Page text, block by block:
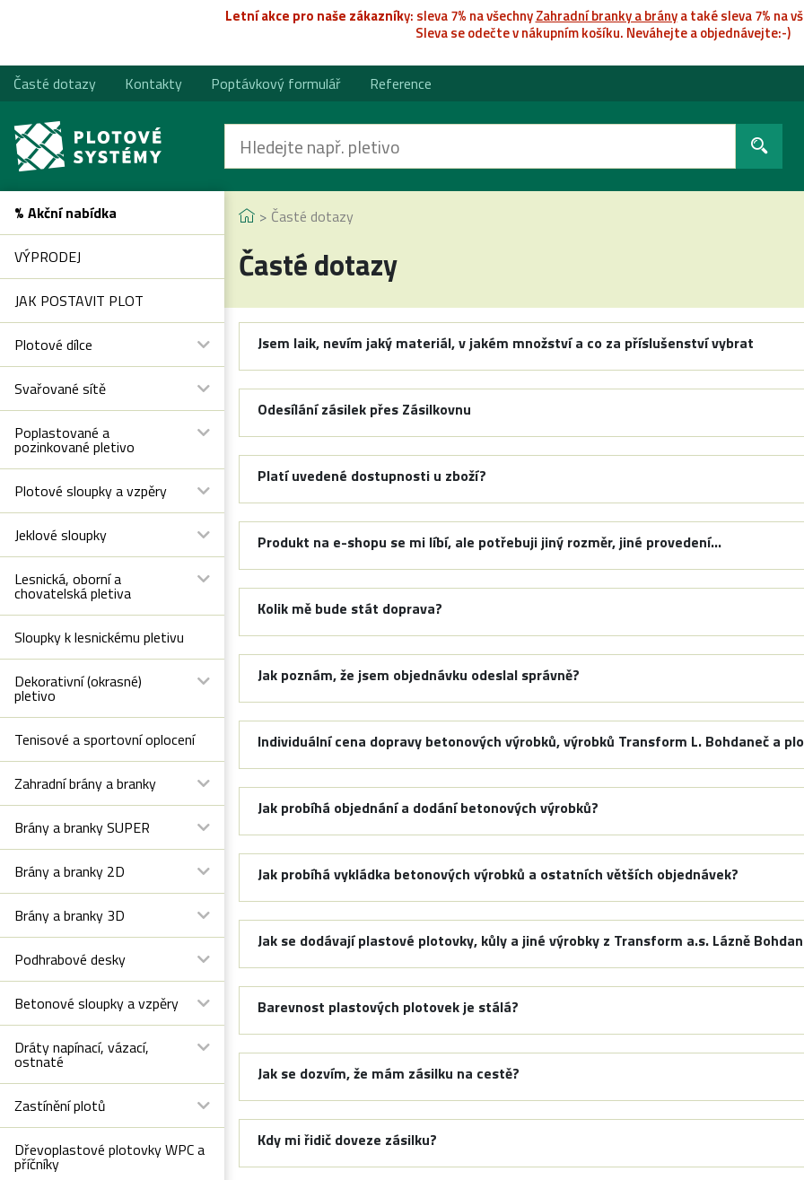
Letní akce pro naše zákazníky: sleva 7% na všechnyZahradní branky a bránya také sleva 7% na
Sleva se odečte v nákupním košíku. Neváhejte a objednávejte:-)
Časté dotazy Kontakty Poptávkový formulář Reference
% Akční nabídka
VÝPRODEJ
JAK POSTAVIT PLOT
Plotové dílce
Svařované sítě
Poplastované a
pozinkované pletivo
Plotové sloupky a vzpěry
Jeklové sloupky
Lesnická, oborní a
chovatelská pletiva
Sloupky k lesnickému pletivu
Dekorativní (okrasné)
pletivo
Tenisové a sportovní oplocení
Zahradní brány a branky
Brány a branky SUPER
Brány a branky 2D
Brány a branky 3D
Podhrabové desky
Betonové sloupky a vzpěry
Dráty napínací, vázací,
ostnaté
Zastínění plotů
Dřevoplastové plotovky WPC a
příčníky
Časté dotazy
Časté dotazy
Jsem laik, nevím jaký materiál, v jakém množství a co za příslušenství vybrat
Odesílání zásilek přes Zásilkovnu
Platí uvedené dostupnosti u zboží?
Produkt na e-shopu se mi líbí, ale potřebuji jiný rozměr, jiné provedení…
Kolik mě bude stát doprava?
Jak poznám, že jsem objednávku odeslal správně?
Individuální cena dopravy betonových výrobků, výrobků Transform L. Bohdaneč a
Jak probíhá objednání a dodání betonových výrobků?
Jak probíhá vykládka betonových výrobků a ostatních větších objednávek?
Jak se dodávají plastové plotovky, kůly a jiné výrobky z Transform a.s. Lázně
Barevnost plastových plotovek je stálá?
Jak se dozvím, že mám zásilku na cestě?
Kdy mi řidič doveze zásilku?